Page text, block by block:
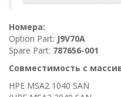
Номера:
Option Part: J9V70A
Spare Part: 787656-001
Совместимость с
HPE MSA2 1040 SAN